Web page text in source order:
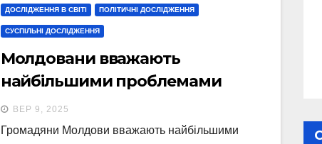
ДОСЛІДЖЕННЯ В СВІТІ ПОЛІТИЧНІ ДОСЛІДЖЕННЯ
СУСПІЛЬНІ ДОСЛІДЖЕННЯ
Молдовани вважають
найбільшими проблемами
країни бідність і корупцію
ВЕР 9, 2025
Громадяни Молдови вважають найбільшими